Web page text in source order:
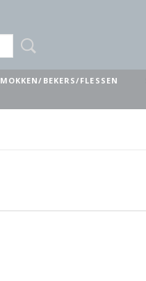
MOKKEN/BEKERS/FLESSEN